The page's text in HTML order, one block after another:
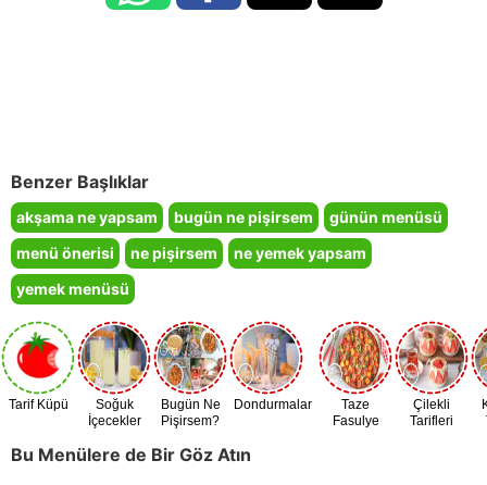
Benzer Başlıklar
akşama ne yapsam bugün ne pişirsem
günün menüsü
menü önerisi
ne pişirsem
ne yemek yapsam
yemek menüsü
Tarif Küpü
Soğuk
İçecekler
Bugün Ne
Pişirsem?
Dondurmalar
Taze
Fasulye
Çilekli
Tarifleri
Bu Menülere de Bir Göz Atın